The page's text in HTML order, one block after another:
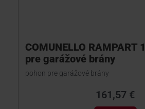
COMUNELLO RAMPART
pre garážové brány
pohon pre garážové brány
161,57 €